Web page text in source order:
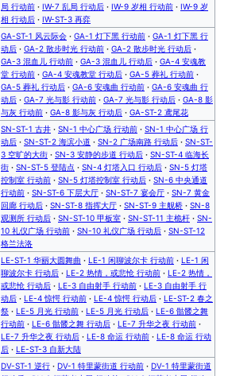
局 行动前 · IW-7 乱局 行动后 · IW-9 岁相 行动前 · IW-9 岁
相 行动后 · IW-ST-3 再弈
GA-ST-1 风云际会 · GA-1 灯下黑 行动前 · GA-1 灯下黑 行
动后 · GA-2 散步时光 行动前 · GA-2 散步时光 行动后 ·
GA-3 混血儿 行动前 · GA-3 混血儿 行动后 · GA-4 安魂教
堂 行动前 · GA-4 安魂教堂 行动后 · GA-5 葬礼 行动前 ·
GA-5 葬礼 行动后 · GA-6 安魂曲 行动前 · GA-6 安魂曲 行
动后 · GA-7 光与影 行动前 · GA-7 光与影 行动后 · GA-8 影
与灰 行动前 · GA-8 影与灰 行动后 · GA-ST-2 鸢尾花
SN-ST-1 古井 · SN-1 中心广场 行动前 · SN-1 中心广场 行
动后 · SN-ST-2 海滨小道 · SN-2 广场南路 行动后 · SN-ST-
3 空旷的大街 · SN-3 安静的步道 行动后 · SN-ST-4 临海长
街 · SN-ST-5 登陆点 · SN-4 灯塔入口 行动后 · SN-5 灯塔
控制室 行动前 · SN-5 灯塔控制室 行动后 · SN-6 中央通道
行动前 · SN-ST-6 下层大厅 · SN-ST-7 宴会厅 · SN-7 黄金
回廊 行动后 · SN-ST-8 指挥大厅 · SN-ST-9 主舰桥 · SN-8
观测所 行动后 · SN-ST-10 甲板室 · SN-ST-11 主桅杆 · SN-
10 礼仪广场 行动前 · SN-10 礼仪广场 行动后 · SN-ST-12
格兰法洛
LE-ST-1 华丽大圆舞曲 · LE-1 闲聊波尔卡 行动前 · LE-1 闲
聊波尔卡 行动后 · LE-2 热情，或悲怆 行动前 · LE-2 热情，
或悲怆 行动后 · LE-3 自由射手 行动前 · LE-3 自由射手 行
动后 · LE-4 惊愕 行动前 · LE-4 惊愕 行动后 · LE-ST-2 春之
祭 · LE-5 月光 行动前 · LE-5 月光 行动后 · LE-6 骷髅之舞
行动前 · LE-6 骷髅之舞 行动后 · LE-7 升华之夜 行动前 ·
LE-7 升华之夜 行动后 · LE-8 命运 行动前 · LE-8 命运 行动
后 · LE-ST-3 自新大陆
DV-ST-1 逆行 · DV-1 特里蒙街道 行动前 · DV-1 特里蒙街道